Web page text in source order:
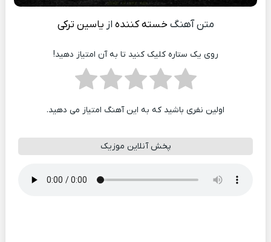
متن آهنگخسته کننده از یاسین ترکی
روی یک ستاره کلیک کنید تا به آن امتیاز دهید!
اولین نفری باشید که به این آهنگ امتیاز می دهید.
پخش آنلاین موزیک